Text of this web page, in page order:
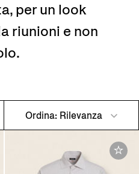
per un look
riunioni e non
Ordina: Rilevanza